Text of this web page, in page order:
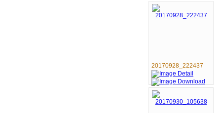
20170928_222437